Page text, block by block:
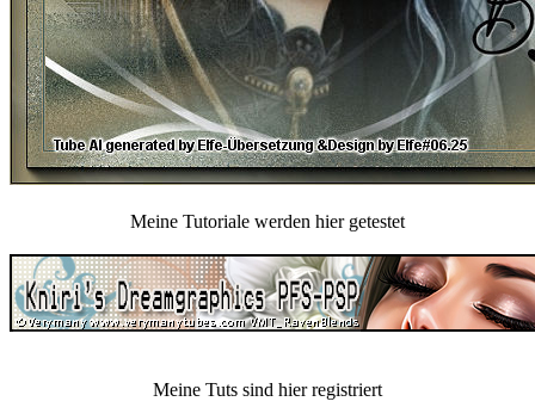
Meine Tutoriale werden hier getestet
Meine Tuts sind hier registriert